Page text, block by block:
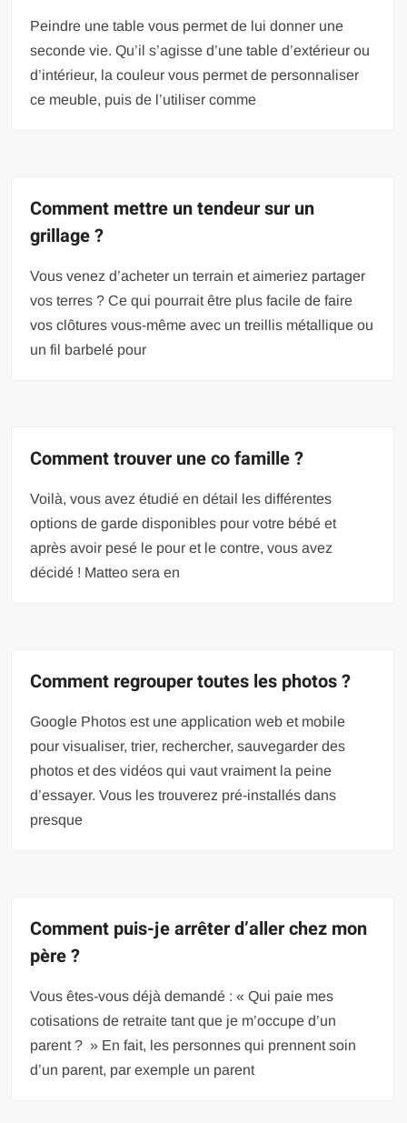
Peindre une table vous permet de lui donner une
seconde vie. Qu’il s’agisse d’une table d’extérieur ou
d’intérieur, la couleur vous permet de personnaliser
ce meuble, puis de l’utiliser comme
Comment mettre un tendeur sur un
grillage ?
Vous venez d’acheter un terrain et aimeriez partager
vos terres ? Ce qui pourrait être plus facile de faire
vos clôtures vous-même avec un treillis métallique ou
un fil barbelé pour
Comment trouver une co famille ?
Voilà, vous avez étudié en détail les différentes
options de garde disponibles pour votre bébé et
après avoir pesé le pour et le contre, vous avez
décidé ! Matteo sera en
Comment regrouper toutes les photos ?
Google Photos est une application web et mobile
pour visualiser, trier, rechercher, sauvegarder des
photos et des vidéos qui vaut vraiment la peine
d’essayer. Vous les trouverez pré-installés dans
presque
Comment puis-je arrêter d’aller chez mon
père ?
Vous êtes-vous déjà demandé : « Qui paie mes
cotisations de retraite tant que je m’occupe d’un
parent ? » En fait, les personnes qui prennent soin
d’un parent, par exemple un parent